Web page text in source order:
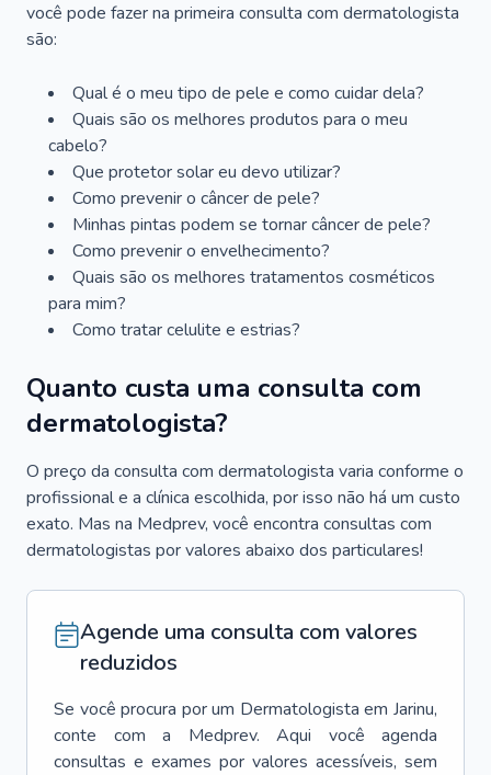
você pode fazer na primeira consulta com dermatologista
são:
Qual é o meu tipo de pele e como cuidar dela?
Quais são os melhores produtos para o meu
cabelo?
Que protetor solar eu devo utilizar?
Como prevenir o câncer de pele?
Minhas pintas podem se tornar câncer de pele?
Como prevenir o envelhecimento?
Quais são os melhores tratamentos cosméticos
para mim?
Como tratar celulite e estrias?
Quanto custa uma consulta com
dermatologista?
O preço da consulta com dermatologista varia conforme o
profissional e a clínica escolhida, por isso não há um custo
exato. Mas na Medprev, você encontra consultas com
dermatologistas por valores abaixo dos particulares!
Agende uma consulta com valores
reduzidos
Se você procura por um Dermatologista em Jarinu,
conte com a Medprev. Aqui você agenda
consultas e exames por valores acessíveis, sem